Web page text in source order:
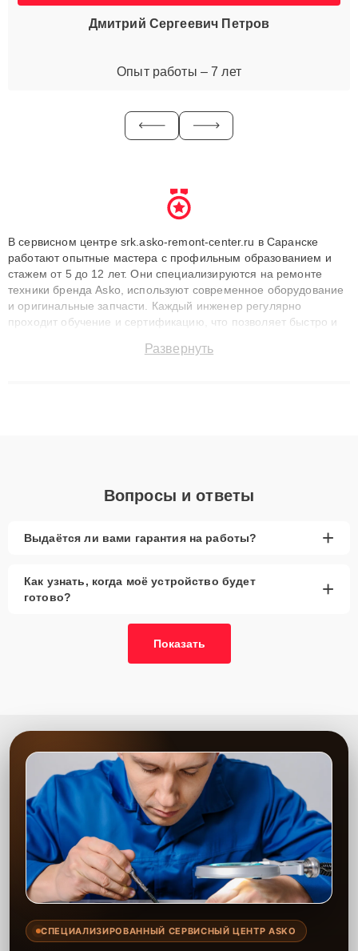
Дмитрий Сергеевич Петров
Опыт работы – 7 лет
В сервисном центре srk.asko-remont-center.ru в Саранске
работают опытные мастера с профильным образованием и
стажем от 5 до 12 лет. Они специализируются на ремонте
техники бренда Asko, используют современное оборудование
и оригинальные запчасти. Каждый инженер регулярно
проходит обучение и сертификацию, что позволяет быстро и
сохранением гарантии до 3 лет. Наши мастера решают
Развернуть
Вопросы и ответы
Выдаётся ли вами гарантия на работы? +
Как узнать, когда моё устройство будет
готово?
+
Показать
СПЕЦИАЛИЗИРОВАННЫЙ СЕРВИСНЫЙ ЦЕНТР ASKO